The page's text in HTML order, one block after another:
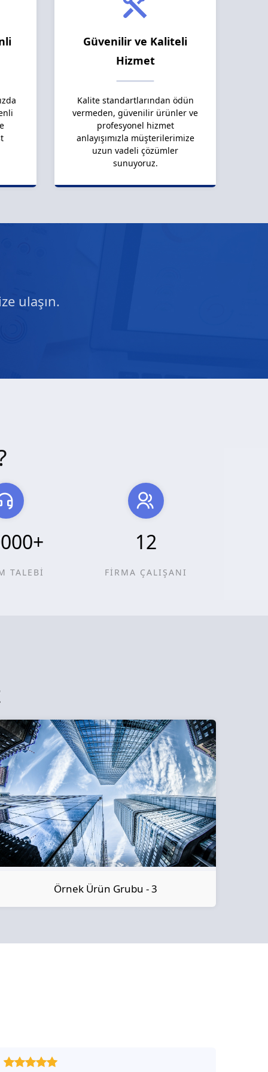
Güvenilir ve Kaliteli
Hizmet
Kalite standartlarından ödün
vermeden, güvenilir ürünler ve
profesyonel hizmet
anlayışımızla müşterilerimize
uzun vadeli çözümler
sunuyoruz.
ulaşın.
+
TALEBİ
12
FİRMA ÇALIŞANI
Örnek Ürün Grubu - 3